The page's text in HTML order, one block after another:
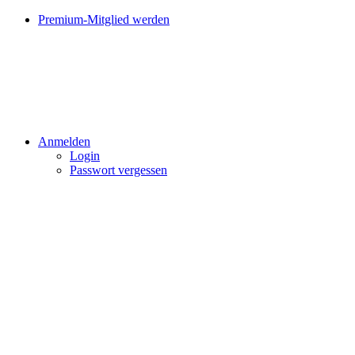
Premium-Mitglied werden
Anmelden
Login
Passwort vergessen